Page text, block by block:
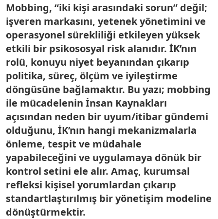
Mobbing, “iki kişi arasındaki sorun” değil;
işveren markasını, yetenek yönetimini ve
operasyonel sürekliliği etkileyen yüksek
etkili bir psikososyal risk alanıdır. İK’nın
rolü, konuyu niyet beyanından çıkarıp
politika, süreç, ölçüm ve iyileştirme
döngüsüne bağlamaktır. Bu yazı; mobbing
ile mücadelenin İnsan Kaynakları
açısından neden bir uyum/itibar gündemi
olduğunu, İK’nın hangi mekanizmalarla
önleme, tespit ve müdahale
yapabileceğini ve uygulamaya dönük bir
kontrol setini ele alır. Amaç, kurumsal
refleksi kişisel yorumlardan çıkarıp
standartlaştırılmış bir yönetişim modeline
dönüştürmektir.